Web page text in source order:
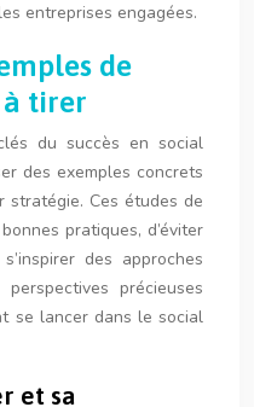
entreprises engagées.
de
à tirer
du succès en social
des exemples concrets
stratégie. Ces études de
pratiques, d’éviter
des approches
précieuses
se lancer dans le social
et sa